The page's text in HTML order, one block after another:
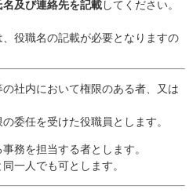
名及び連絡先を記載してください。
役職名の記載が必要となりますの
社内において権限のある者、又は
けた役職員とします。
務を担当する者とします。
も可とします。